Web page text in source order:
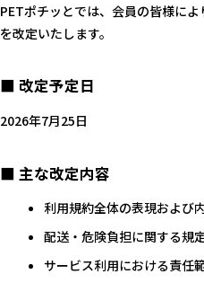
PETポチッとでは、会員の皆様に
を改定いたします。
■ 改定予定日
2026年7月25日
■ 主な改定内容
利用規約全体の表現および
配送・危険負担に関する規
サービス利用における責任